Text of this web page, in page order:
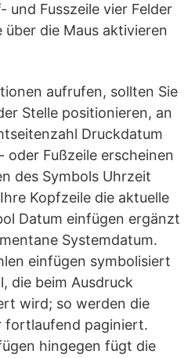
und Fusszeile vier Felder
über die Maus aktivieren
aufrufen, sollten Sie
Stelle positionieren, an
Druckdatum
Fußzeile erscheinen
des Symbols Uhrzeit
Kopfzeile die aktuelle
Datum einfügen ergänzt
Systemdatum.
einfügen symbolisiert
die beim Ausdruck
wird; so werden die
fortlaufend paginiert.
hingegen fügt die